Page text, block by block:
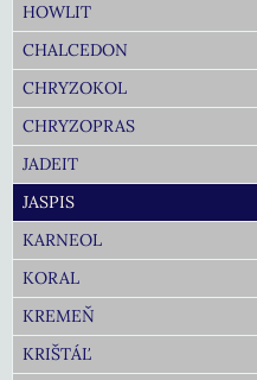
HOWLIT
CHALCEDON
CHRYZOKOL
CHRYZOPRAS
JADEIT
JASPIS
KARNEOL
KORAL
KREMEŇ
KRIŠTÁĽ